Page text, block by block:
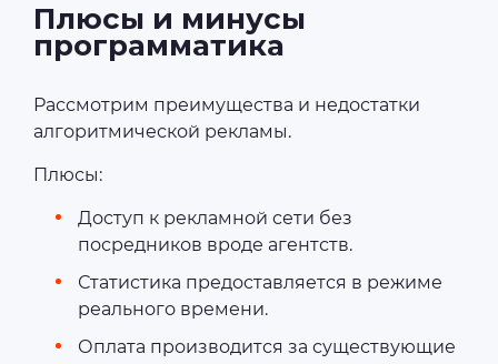
Плюсы и минусы
программатика
Рассмотрим преимущества и недостатки
алгоритмической рекламы.
Плюсы:
Доступ к рекламной сети без
посредников вроде агентств.
Статистика предоставляется в режиме
реального времени.
Оплата производится за существующие